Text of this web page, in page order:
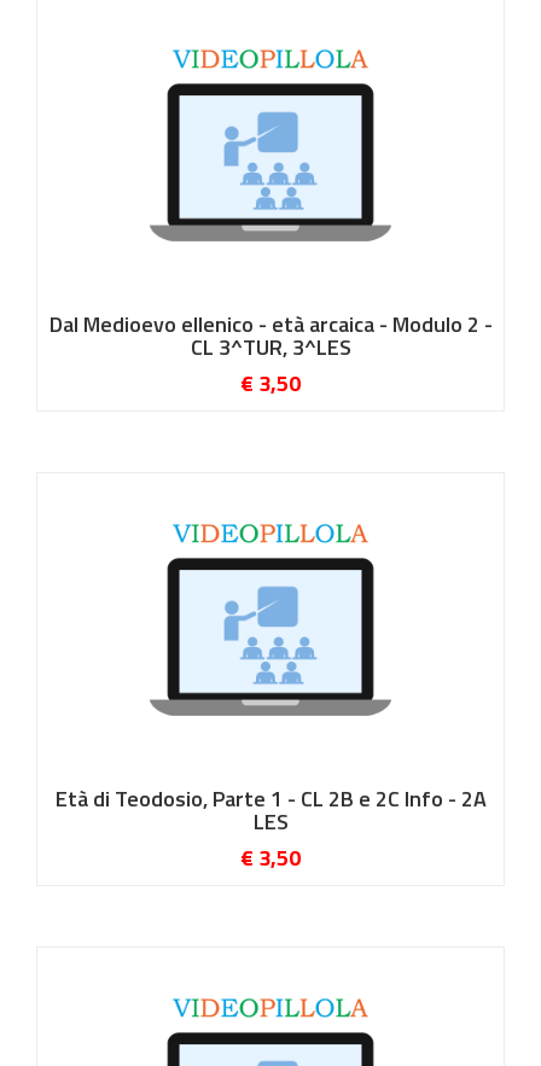
Dal Medioevo ellenico - età arcaica - Modulo 2 -
CL 3^TUR, 3^LES
€ 3,50
Età di Teodosio, Parte 1 - CL 2B e 2C Info - 2A
LES
€ 3,50